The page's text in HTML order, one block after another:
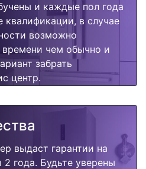
и каждые пол года
в случае
возможно
времени чем обычно и
забрать
центр.
выдаст гарантии на
года. Будьте уверены